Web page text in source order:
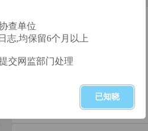
显卡物理机
为深度学习、AI计算、数据分析等
提供高性能显卡资源，完美支持
GPU加速应用
查单位
志,均保留6个月以上
交网监部门处理
已知晓